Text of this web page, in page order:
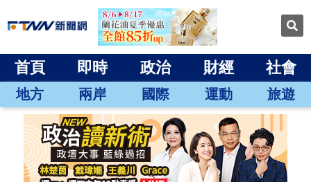
首頁 即時 政治 財經 社會
地方 兩岸 國際 運動 旅遊